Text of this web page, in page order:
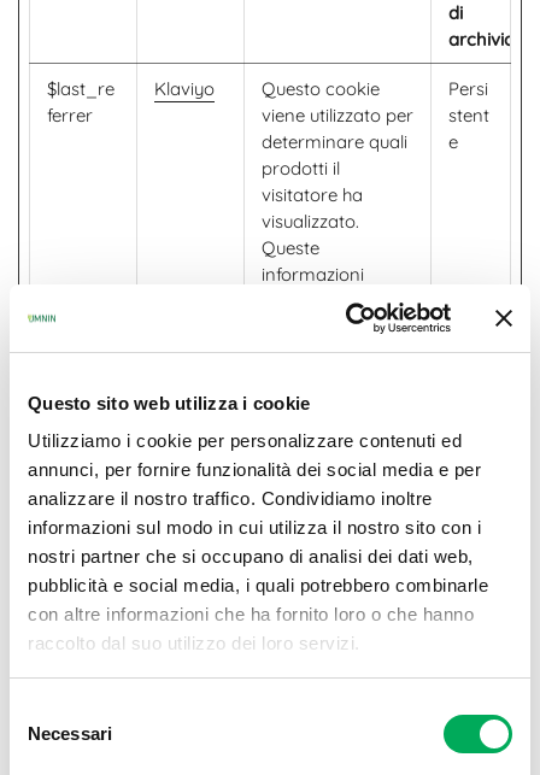
Questo sito web utilizza i cookie
Utilizziamo i cookie per personalizzare contenuti ed
annunci, per fornire funzionalità dei social media e per
analizzare il nostro traffico. Condividiamo inoltre
informazioni sul modo in cui utilizza il nostro sito con i
nostri partner che si occupano di analisi dei dati web,
pubblicità e social media, i quali potrebbero combinarle
con altre informazioni che ha fornito loro o che hanno
raccolto dal suo utilizzo dei loro servizi.
delNecessari
di
$last_re
ferrer
Klaviyo
Questo cookie
viene utilizzato per
determinare quali
prodotti il ​​
visitatore ha
visualizzato.
Queste
informazioni
vengono utilizzate
per promuovere
prodotti correlati
l'efficienza
pubblicitaria.
Persi
stent
e
$referrer Klaviyo
Questo cookie
viene utilizzato per
determinare quali
prodotti il ​​
visitatore ha
visualizzato.
Queste
Persi
e